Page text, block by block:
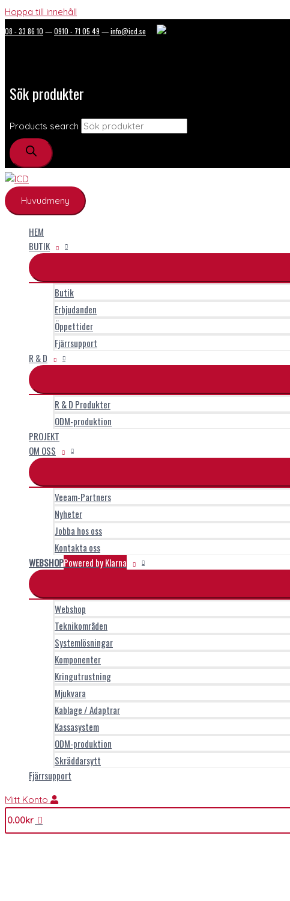
Hoppa till innehåll
08 - 33 86 10 —0910 - 71 05 49 —info@icd.se
Sök produkter
Products search
Huvudmeny
HEM
BUTIK
Butik
Erbjudanden
Öppettider
Fjärrsupport
R & D
R & D Produkter
ODM-produktion
PROJEKT
OM OSS
Veeam-Partners
Nyheter
Jobba hos oss
Kontakta oss
WEBSHOPPowered by Klarna
Webshop
Teknikområden
Systemlösningar
Komponenter
Kringutrustning
Mjukvara
Kablage / Adaptrar
Kassasystem
ODM-produktion
Skräddarsytt
Fjärrsupport
Mitt Konto
0.00kr